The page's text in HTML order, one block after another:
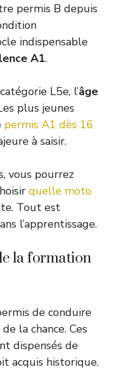
permis B depuis
indispensable
A1.
L5e, l’âge
plus jeunes
permis A1 dès 16
à saisir.
vous pourrez
quelle moto
Tout est
l’apprentissage.
la formation
de conduire
la chance. Ces
dispensés de
acquis historique.